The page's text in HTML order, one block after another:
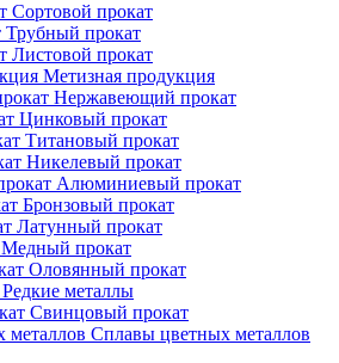
Сортовой прокат
Трубный прокат
Листовой прокат
Метизная продукция
Нержавеющий прокат
Цинковый прокат
Титановый прокат
Никелевый прокат
Алюминиевый прокат
Бронзовый прокат
Латунный прокат
Медный прокат
Оловянный прокат
Редкие металлы
Свинцовый прокат
Сплавы цветных металлов